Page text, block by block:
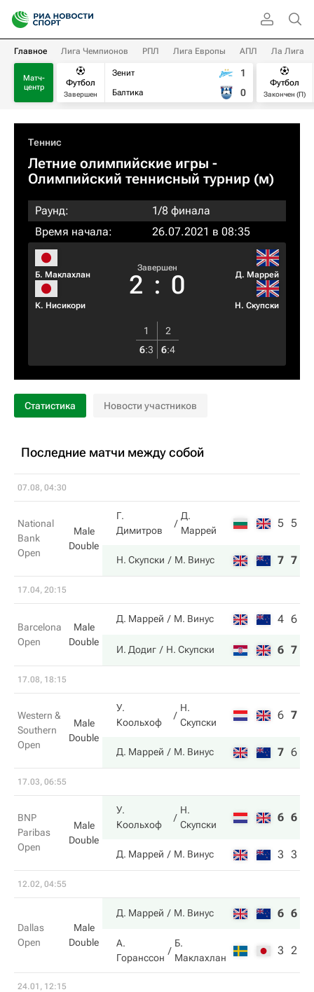
Главное Лига Чемпионов РПЛ Лига Европы АПЛ Ла Лига
Матч-
центр
Футбол
Завершен
Зенит
Балтика
1
0
Футбол
Закончен (П)
Теннис
Летние олимпийские игры -
Олимпийский теннисный турнир (м)
Раунд:
1/8 финала
Время начала:
26.07.2021 в 08:35
Б. Маклахлан
К. Нисикори
Завершен
2 : 0 Д. Маррей
Н. Скупски
1
2
6:3 6:4
Статистика Новости участников
Последние матчи между собой
07.08, 04:30
National
Bank
Open
Male
Double
Г.
Димитров
Д.
Маррей
5 5
Н. Скупски М. Винус 7 7
17.04, 20:15
Barcelona
Open
Male
Double
Д. Маррей М. Винус 4 6
И. Додиг Н. Скупски 6 7
17.08, 18:15
Western &
Southern
Open
Male
Double
У.
Коольхоф
Н.
Скупски
6 7
Д. Маррей М. Винус 7 6
17.03, 06:55
BNP
Paribas
Open
Male
Double
У.
Коольхоф
Н.
Скупски
6 6
Д. Маррей М. Винус 3 3
12.02, 04:55
Dallas
Open
Male
Double
Д. Маррей М. Винус 6 6
А.
Горанссон
Б.
Маклахлан
3 2
24.01, 12:15